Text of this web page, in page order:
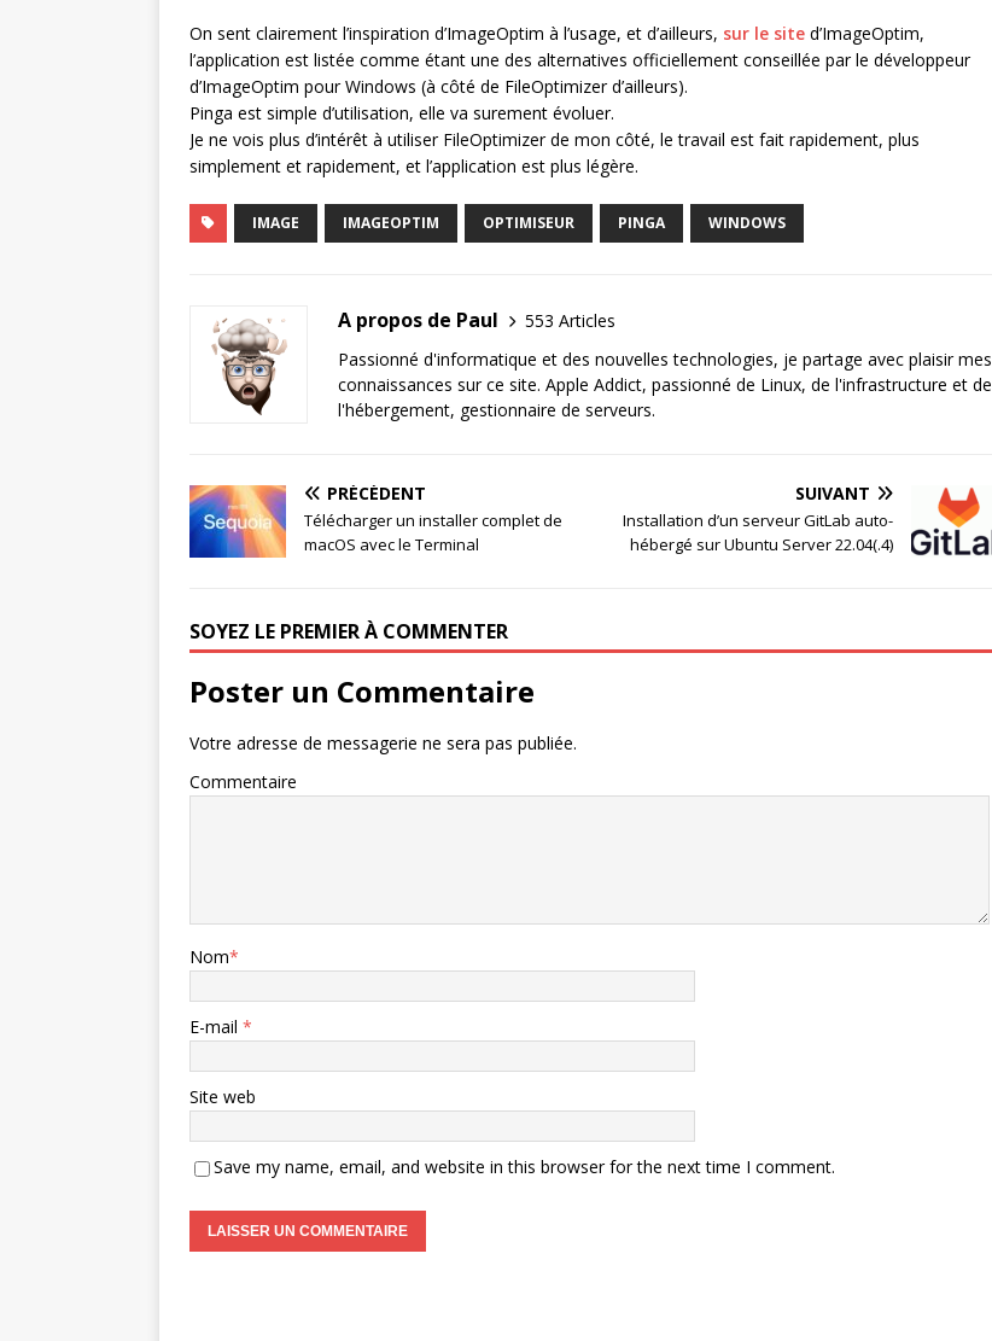
On sent clairement l’inspiration d’ImageOptim à l’usage, et d’ailleurs, sur le site d’ImageOptim,
l’application est listée comme étant une des alternatives officiellement conseillée par le développeur
d’ImageOptim pour Windows (à côté de FileOptimizer d’ailleurs).
Pinga est simple d’utilisation, elle va surement évoluer.
Je ne vois plus d’intérêt à utiliser FileOptimizer de mon côté, le travail est fait rapidement, plus
simplement et rapidement, et l’application est plus légère.
IMAGE IMAGEOPTIM OPTIMISEUR PINGA WINDOWS
A propos de Paul
553 Articles
Passionné d'informatique et des nouvelles technologies, je partage avec plaisir mes
connaissances sur ce site. Apple Addict, passionné de Linux, de l'infrastructure et de
l'hébergement, gestionnaire de serveurs.
PRÉCÉDENT
Télécharger un installer complet de
macOS avec le Terminal
SUIVANT
Installation d’un serveur GitLab auto-
hébergé sur Ubuntu Server 22.04(.4)
SOYEZ LE PREMIER À COMMENTER
Poster un Commentaire
Votre adresse de messagerie ne sera pas publiée.
Commentaire
Nom*
E-mail *
Site web
Save my name, email, and website in this browser for the next time I comment.